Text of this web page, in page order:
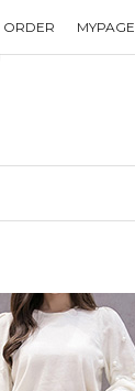
ORDER MYPAGE